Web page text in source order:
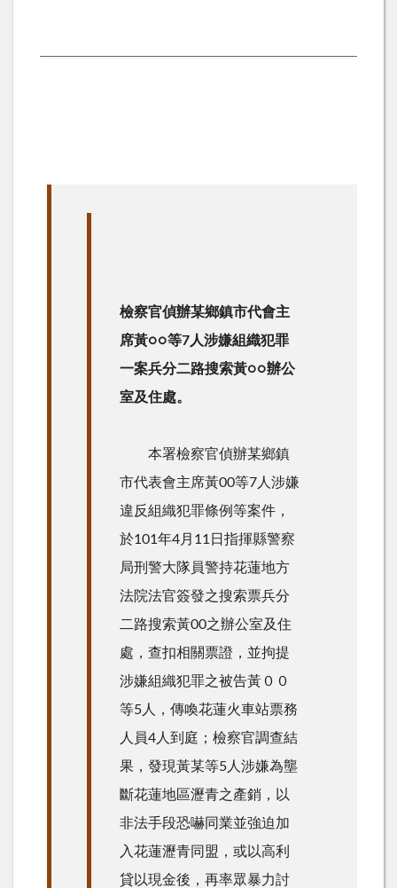
檢察官偵辦某鄉鎮市代會主
席黃○○等7人涉嫌組織犯罪
一案兵分二路搜索黃○○辦公
室及住處。
本署檢察官偵辦某鄉鎮
市代表會主席黃00等7人涉嫌
違反組織犯罪條例等案件，
於101年4月11日指揮縣警察
局刑警大隊員警持花蓮地方
法院法官簽發之搜索票兵分
二路搜索黃00之辦公室及住
處，查扣相關票證，並拘提
涉嫌組織犯罪之被告黃００
等5人，傳喚花蓮火車站票務
人員4人到庭；檢察官調查結
果，發現黃某等5人涉嫌為壟
斷花蓮地區瀝青之產銷，以
非法手段恐嚇同業並強迫加
入花蓮瀝青同盟，或以高利
貸以現金後，再率眾暴力討